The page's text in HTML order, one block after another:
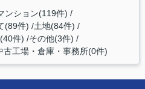
ンション(119件)
(89件) 土地(84件)
件) その他(3件)
古工場・倉庫・事務所(0件)